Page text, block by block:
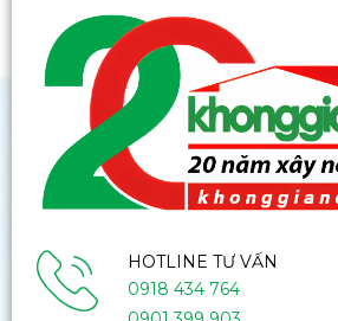
HOTLINE TƯ VẤN
0918 434 764